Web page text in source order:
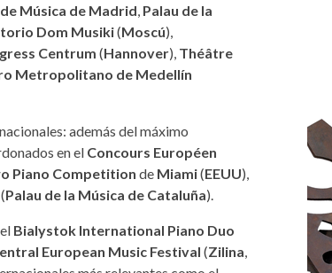
Música de Madrid Palau de la
Dom Musiki(Moscú),
Centrum (Hannover), Théâtre
Metropolitano de Medellín
además del máximo
en el Concours Européen
Piano Competition de Miami(EEUU),
(Palau de la Música de Cataluña).
Bialystok International Piano Duo
European Music Festival (Zilina